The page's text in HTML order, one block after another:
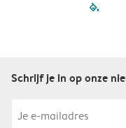
Schrijf je in op onze